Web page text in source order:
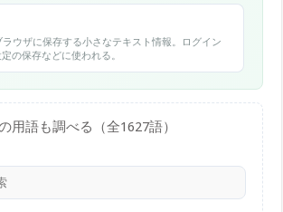
ウザに保存する小さなテキスト情報。ログイン
の保存などに使われる。
用語も調べる（全1627語）